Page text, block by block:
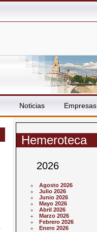
Noticias Empresas
Hemeroteca
2026
Agosto 2026
Julio 2026
Junio 2026
Mayo 2026
Abril 2026
Marzo 2026
Febrero 2026
Enero 2026